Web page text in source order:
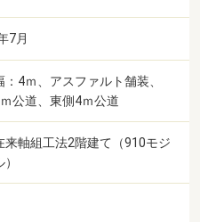
7月
：4ｍ、アスファルト舗装、
公道、東側4ｍ公道
来軸組工法2階建て（910モジ
）